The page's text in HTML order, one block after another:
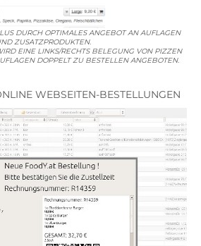
DURCH OPTIMALES ANGEBOT AN AUFLAGEN
ZUSATZPRODUKTEN.
EINE LINKS/RECHTS BELEGUNG VON PIZZEN
DOPPELT ZU BESTELLEN ANGEBOTEN.
WEBSEITEN-BESTELLUNGEN